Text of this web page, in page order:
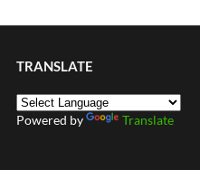
TRANSLATE
Powered by Translate